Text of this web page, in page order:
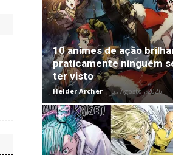
10 animes de ação
praticamente ninguém
ter visto
Helder Archer - 5 , Agosto , 2026